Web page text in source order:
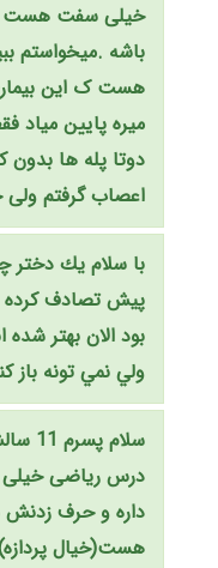
خیلی سفت هست
باشه .میخواستم
هست ک این بیماری
میره پایین میاد
دوتا پله ها
اعصاب گرفتم ولی
با سلام يك دختر
پيش تصادف
بود الان بهتر
ولي نمي تونه باز
درس ریاضی
داره و حرف
هست(خیال